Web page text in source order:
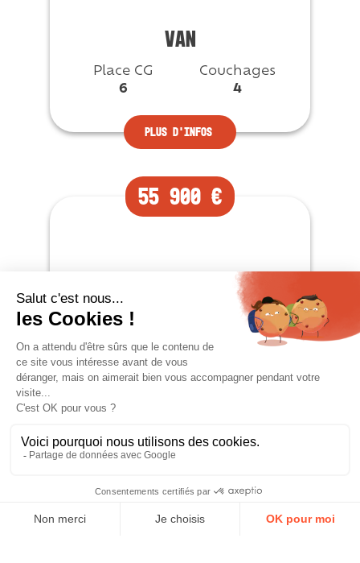
VAN
Place CG
6
Couchages
4
Plus d’infos
Vendu
55 900 €
PILOTE P 726 FC ESSENTIEL